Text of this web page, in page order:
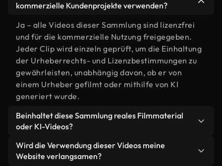
kommerzielle Kundenprojekte verwenden?
Ja – alle Videos dieser Sammlung sind lizenzfrei
und für die kommerzielle Nutzung freigegeben.
Jeder Clip wird einzeln geprüft, um die Einhaltung
der Urheberrechts- und Lizenzbestimmungen zu
gewährleisten, unabhängig davon, ob er von
einem Urheber gefilmt oder mithilfe von KI
generiert wurde.
Beinhaltet diese Sammlung reales Filmmaterial
oder KI-Videos?
Beides. Es handelt sich um eine Hybridbibliothek
aus realen, von Menschen aufgenommenen
Wird die Verwendung dieser Videos meine
Website verlangsamen?